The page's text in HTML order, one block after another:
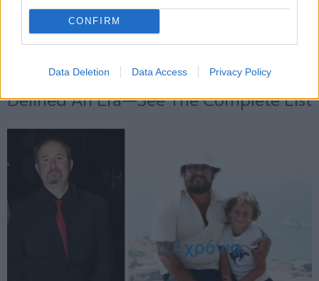
CONFIRM
Data Deletion Data Access Privacy Policy